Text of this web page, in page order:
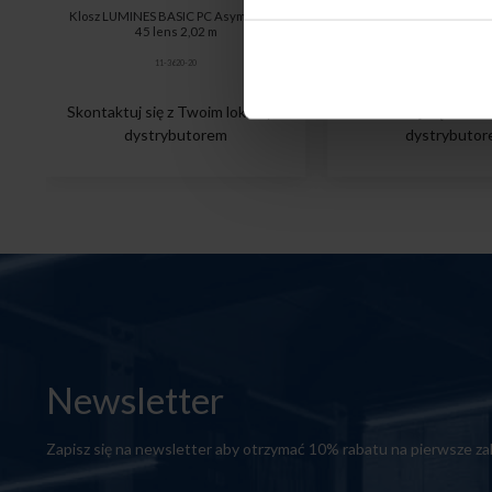
Klosz LUMINES BASIC PC Asymmetric
45 lens 2,02 m
11-3620-20
Skontaktuj się z Twoim lokalnym
dystrybutorem
Newsletter
Zapisz się na newsletter aby otrzymać 10% rabatu na pierwsze